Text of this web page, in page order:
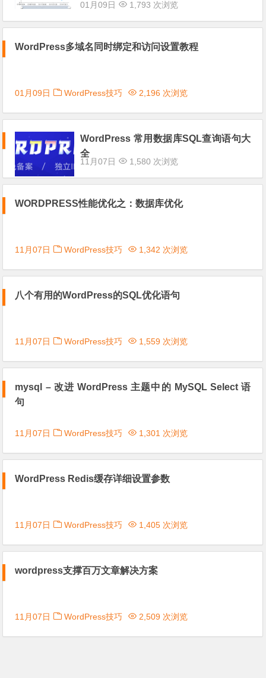
01月09日 1,793 次浏览
WordPress多域名同时绑定和访问设置教程
01月09日 WordPress技巧 2,196 次浏览
WordPress 常用数据库SQL查询语句大
全
11月07日 1,580 次浏览
WORDPRESS性能优化之：数据库优化
11月07日 WordPress技巧 1,342 次浏览
八个有用的WordPress的SQL优化语句
11月07日 WordPress技巧 1,559 次浏览
mysql – 改进 WordPress 主题中的 MySQL Select 语
句
11月07日 WordPress技巧 1,301 次浏览
WordPress Redis缓存详细设置参数
11月07日 WordPress技巧 1,405 次浏览
wordpress支撑百万文章解决方案
11月07日 WordPress技巧 2,509 次浏览